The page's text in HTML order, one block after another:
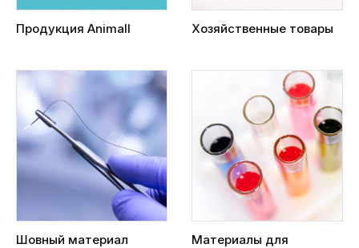
Продукция Animall Хозяйственные товары
Шовный материал
Материалы для